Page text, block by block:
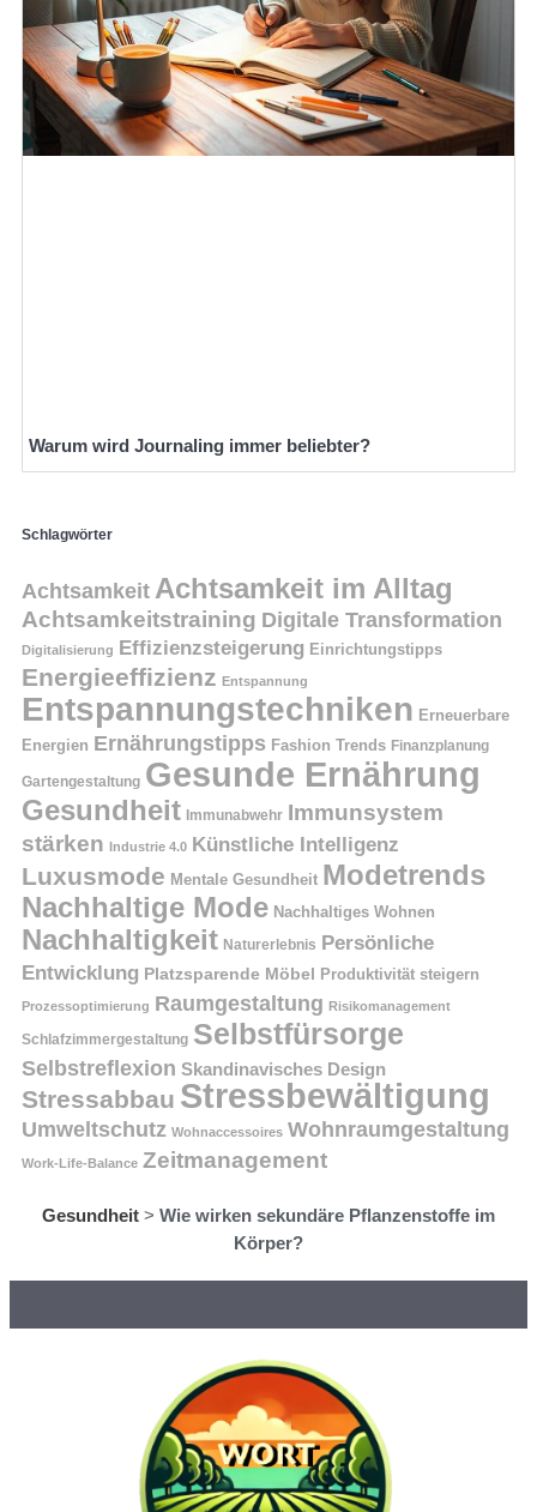
Warum wird Journaling immer beliebter?
Schlagwörter
Achtsamkeit Achtsamkeit im Alltag
Achtsamkeitstraining Digitale Transformation
Digitalisierung Effizienzsteigerung Einrichtungstipps
Energieeffizienz Entspannung
Entspannungstechniken Erneuerbare
Energien Ernährungstipps Fashion Trends Finanzplanung
Gartengestaltung Gesunde Ernährung
Gesundheit Immunabwehr Immunsystem
stärken Industrie 4.0 Künstliche Intelligenz
Luxusmode Mentale Gesundheit Modetrends
Nachhaltige Mode Nachhaltiges Wohnen
Nachhaltigkeit Naturerlebnis Persönliche
Entwicklung Platzsparende Möbel Produktivität steigern
Prozessoptimierung Raumgestaltung Risikomanagement
Schlafzimmergestaltung Selbstfürsorge
Selbstreflexion Skandinavisches Design
Stressabbau Stressbewältigung
Umweltschutz Wohnaccessoires Wohnraumgestaltung
Work-Life-Balance Zeitmanagement
Gesundheit > Wie wirken sekundäre Pflanzenstoffe im
Körper?